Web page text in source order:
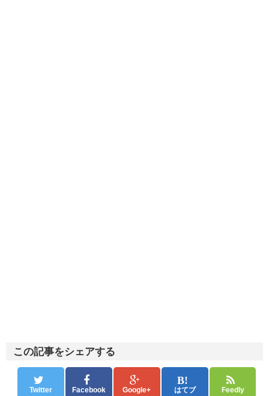
この記事をシェアする
Twitter Facebook Google+ はてブ Feedly